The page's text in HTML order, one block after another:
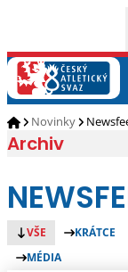
Novinky
Archiv
VŠE KRÁTCE
MÉDIA